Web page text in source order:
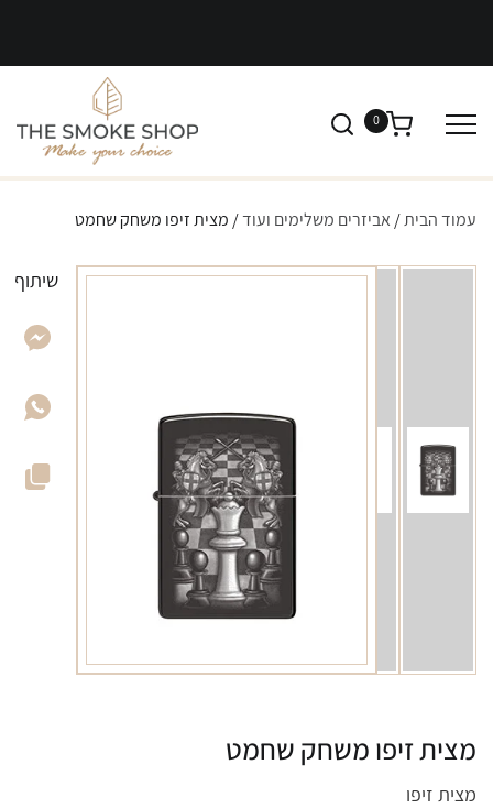
0
עמוד הבית/ אביזרים משלימים ועוד/ מצית זיפו משחק שחמט
מצית זיפו משחק שחמט
מצית זיפו
שיתוף